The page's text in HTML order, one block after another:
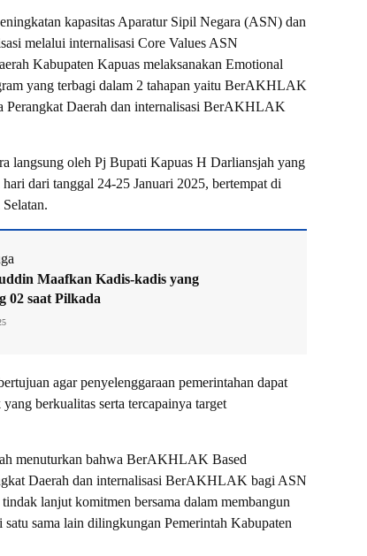
kapasitas Aparatur Sipil Negara (ASN) dan
melalui internalisasi Core Values ASN
Kabupaten Kapuas melaksanakan Emotional
yang terbagi dalam 2 tahapan yaitu BerAKHLAK
Perangkat Daerah dan internalisasi BerAKHLAK
langsung oleh Pj Bupati Kapuas H Darliansjah yang
dari tanggal 24-25 Januari 2025, bertempat di
Maafkan Kadis-kadis yang
02 saat Pilkada
agar penyelenggaraan pemerintahan dapat
berkualitas serta tercapainya target
menuturkan bahwa BerAKHLAK Based
Daerah dan internalisasi BerAKHLAK bagi ASN
lanjut komitmen bersama dalam membangun
sama lain dilingkungan Pemerintah Kabupaten